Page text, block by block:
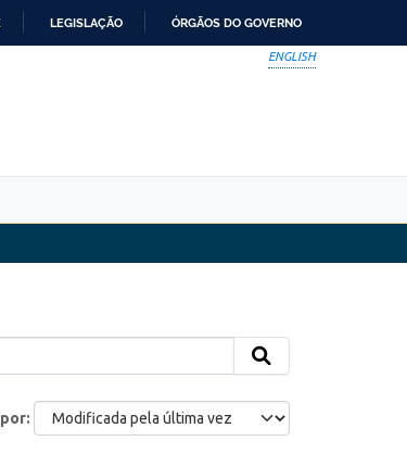
LEGISLAÇÃO ÓRGÃOS DO GOVERNO
ENGLISH